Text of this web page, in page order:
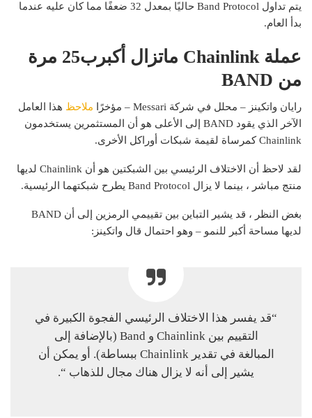
يتم تداول Band Protocol حاليًا بمعدل 32 ضعفًا مما كان عليه عندما
بدأ العام.
عملة Chainlink ماتزال أكبرب25 مرة
من BAND
رايان واتكينز – محلل في شركة Messari – مؤخرًا ملاحظ هذا العامل
الآخر الذي يقود BAND إلى الأعلى هو أن المستثمرين يستخدمون
Chainlink كمرساة لقيمة شبكات أوراكل الأخرى.
لقد لاحظ أن الاختلاف الرئيسي بين الشبكتين هو أن Chainlink لديها
منتج مباشر ، بينما لا يزال Band Protocol يطرح شبكتهما الرئيسية.
بغض النظر ، قد يشير التباين بين تقييمي الرمزين إلى أن BAND
لديها مساحة أكبر للنمو – وهو احتمال قال واتكينز:
“قد يفسر هذا الاختلاف الرئيسي الفجوة الكبيرة في
التقييم بين Chainlink و Band (بالإضافة إلى
المبالغة في تقدير Chainlink ببساطة). أو يمكن أن
يشير إلى أنه لا يزال هناك مجال للذهاب “.